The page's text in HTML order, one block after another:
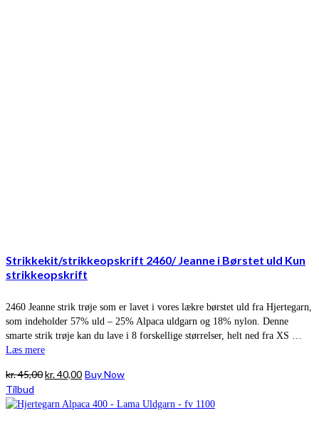
Strikkekit/strikkeopskrift 2460/ Jeanne i Børstet uld Kun
strikkeopskrift
2460 Jeanne strik trøje som er lavet i vores lækre børstet uld fra Hjertegarn,
som indeholder 57% uld – 25% Alpaca uldgarn og 18% nylon. Denne
smarte strik trøje kan du lave i 8 forskellige størrelser, helt ned fra XS …
Læs mere
kr.45,00Den
pris
kr.40,00Den
pris
Buy Now
Tilbud